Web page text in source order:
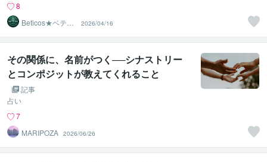
8
Beticos★ベティ
コ 占星術師
2026/04/16
その関係に、名前がつく──シナストリー
とコンポジットが教えてくれること
記事
占い
7
MARIPOZA 2026/06/26